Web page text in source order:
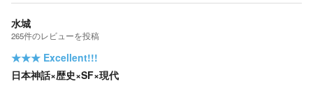
水城
265件のレビューを投稿
★★★ Excellent!!!
日本神話×歴史×SF×現代